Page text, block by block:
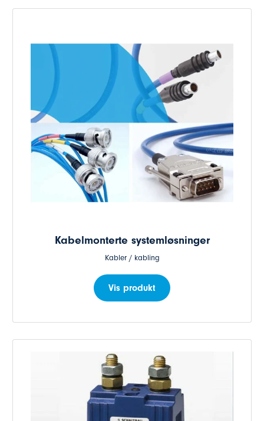
Kabelmonterte systemløsninger
Kabler / kabling
Vis produkt